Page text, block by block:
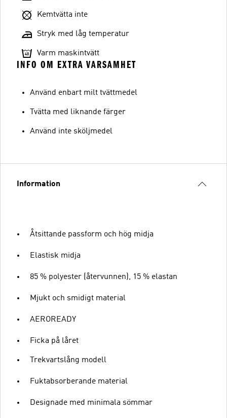
Kemtvätta inte
Stryk med låg temperatur
Varm maskintvätt
INFO OM EXTRA VARSAMHET
Använd enbart milt tvättmedel
Tvätta med liknande färger
Använd inte sköljmedel
Information
Åtsittande passform och hög midja
Elastisk midja
85 % polyester (återvunnen), 15 % elastan
Mjukt och smidigt material
AEROREADY
Ficka på låret
Trekvartslång modell
Fuktabsorberande material
Designade med minimala sömmar